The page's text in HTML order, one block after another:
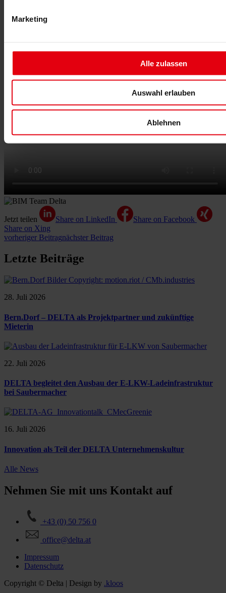
Marketing
Alle zulassen
Auswahl erlauben
Ablehnen
Jetzt teilen Share on LinkedIn
Share on Facebook
Share on Xing
vorheriger Beitragnächster Beitrag
Letzte Beiträge
28. Juli 2026
Bern.Dorf – DELTA als Projektpartner und zukünftige
Mieterin
22. Juli 2026
DELTA begleitet den Ausbau der E-LKW-Ladeinfrastruktur
bei Saubermacher
16. Juli 2026
Innovation als Teil der DELTA Unternehmenskultur
Alle News
Nehmen Sie mit uns Kontakt auf
+43 (0) 50 756 0
office@delta.at
Impressum
Datenschutz
Copyright © Delta | Design by .kloos